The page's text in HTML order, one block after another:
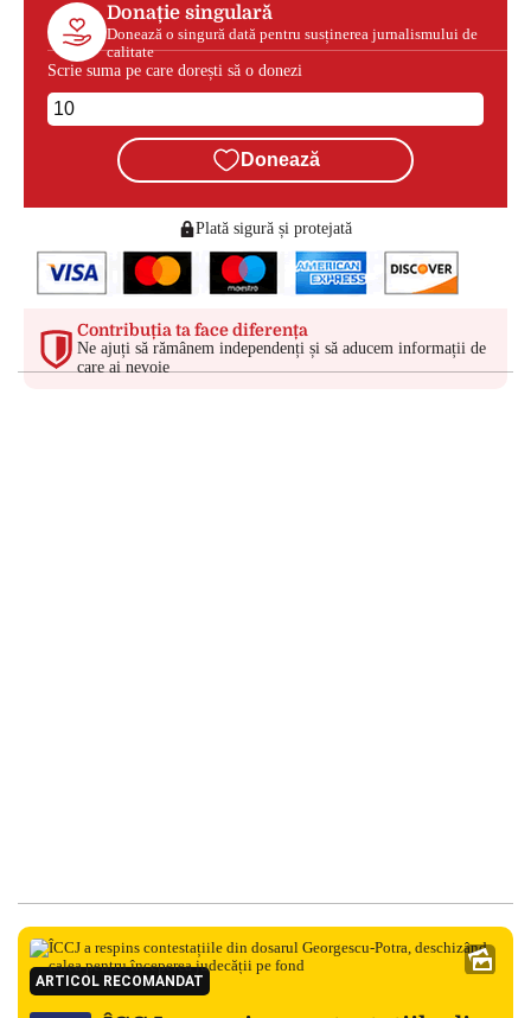
Donație singulară
Donează o singură dată pentru susținerea jurnalismului de
calitate
Scrie suma pe care dorești să o donezi
Donează
Plată sigură și protejată
Contribuția ta face diferența
Ne ajuți să rămânem independenți și să aducem informații de
care ai nevoie
ARTICOL RECOMANDAT